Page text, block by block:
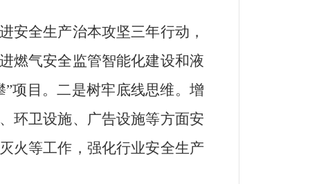
安全生产治本攻坚三年行动，
燃气安全监管智能化建设和液
”项目。二是树牢底线思维。增
环卫设施、广告设施等方面安
火等工作，强化行业安全生产